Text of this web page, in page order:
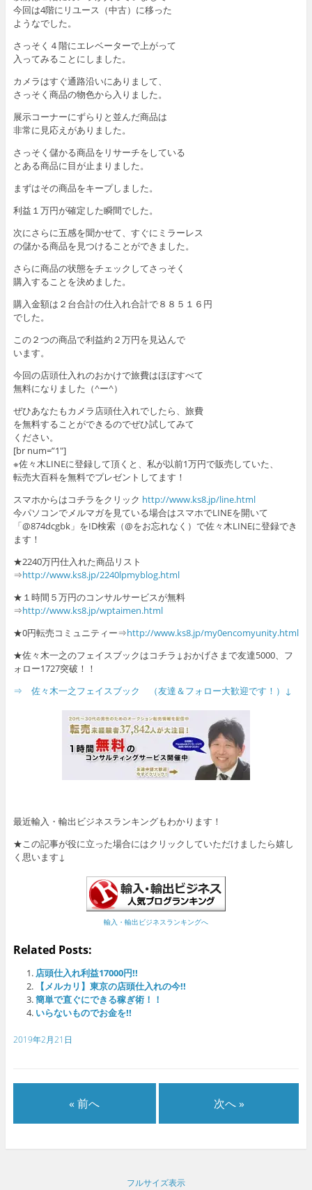
今回は4階にリユース（中古）に移った
ようなでした。
さっそく４階にエレベーターで上がって
入ってみることにしました。
カメラはすぐ通路沿いにありまして、
さっそく商品の物色から入りました。
展示コーナーにずらりと並んだ商品は
非常に見応えがありました。
さっそく儲かる商品をリサーチをしている
とある商品に目が止まりました。
まずはその商品をキープしました。
利益１万円が確定した瞬間でした。
次にさらに五感を聞かせて、すぐにミラーレス
の儲かる商品を見つけることができました。
さらに商品の状態をチェックしてさっそく
購入することを決めました。
購入金額は２台合計の仕入れ合計で８８５１６円
でした。
この２つの商品で利益約２万円を見込んで
います。
今回の店頭仕入れのおかけで旅費はほぼすべて
無料になりました（^ー^）
ぜひあなたもカメラ店頭仕入れでしたら、旅費
を無料することができるのでぜひ試してみて
ください。
[br num=”1″]
※佐々木LINEに登録して頂くと、私が以前1万円で販売していた、
転売大百科を無料でプレゼントしてます！
スマホからはコチラをクリック http://www.ks8.jp/line.html
今パソコンでメルマガを見ている場合はスマホでLINEを開いて
「@874dcgbk」をID検索（@をお忘れなく）で佐々木LINEに登録でき
ます！
★2240万円仕入れた商品リスト
⇒http://www.ks8.jp/2240lpmyblog.html
★１時間５万円のコンサルサービスが無料
⇒http://www.ks8.jp/wptaimen.html
★0円転売コミュニティー⇒http://www.ks8.jp/my0encomyunity.html
★佐々木一之のフェイスブックはコチラ↓おかげさまで友達5000、フ
ォロー1727突破！！
⇒ 佐々木一之フェイスブック （友達＆フォロー大歓迎です！）↓
最近輸入・輸出ビジネスランキングもわかります！
★この記事が役に立った場合にはクリックしていただけましたら嬉し
く思います↓
輸入・輸出ビジネスランキングへ
Related Posts:
店頭仕入れ利益17000円!!
【メルカリ】東京の店頭仕入れの今!!
簡単で直ぐにできる稼ぎ術！！
いらないものでお金を!!
2019年2月21日
« 前へ 次へ »
フルサイズ表示